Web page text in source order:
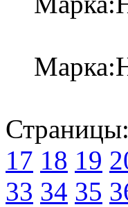
Страницы:
17 18 19
33 34 35